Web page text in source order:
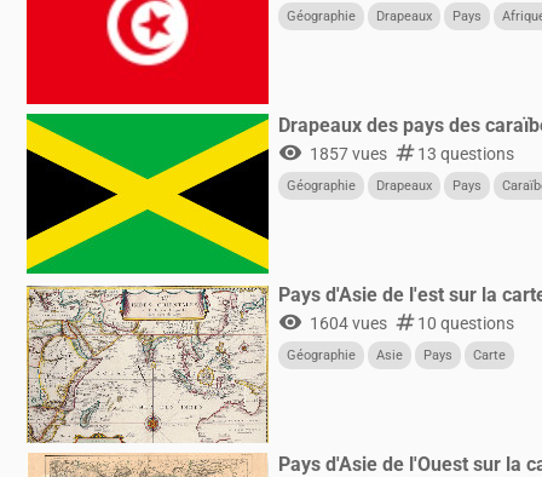
Géographie Drapeaux Pays
Drapeaux des pays des
visibility 1857 vues numbers13 questions
Géographie Drapeaux Pays
Pays d'Asie de l'est sur la
visibility 1604 vues numbers10 questions
Géographie Asie Pays Carte
Pays d'Asie de l'Ouest sur la